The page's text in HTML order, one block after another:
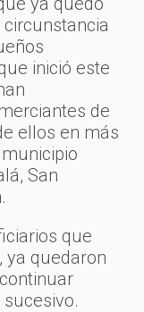
inició este
de
ellos en más
San
que
ya quedaron